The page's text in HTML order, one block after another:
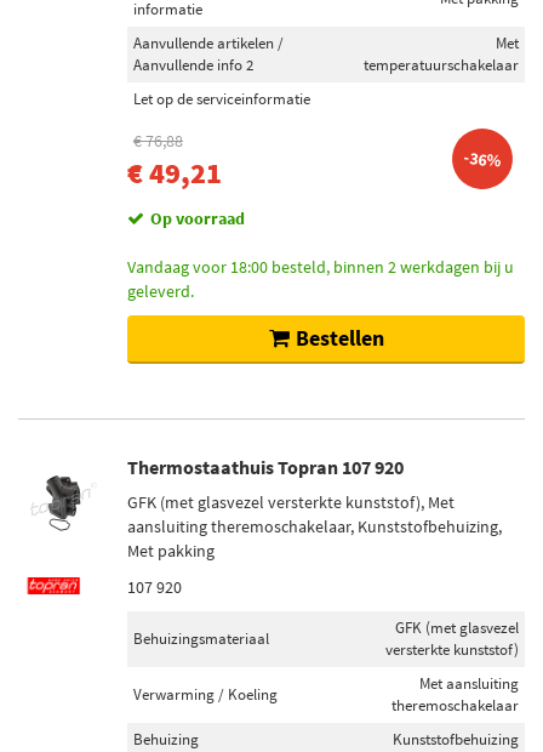
informatie
Aanvullende artikelen /
Aanvullende info 2
Met
temperatuurschakelaar
Let op de serviceinformatie
€ 76,88
€ 49,21 -36%
Op voorraad
Vandaag voor 18:00 besteld, binnen 2 werkdagen bij u
geleverd.
Bestellen
Thermostaathuis Topran 107 920
GFK (met glasvezel versterkte kunststof), Met
aansluiting theremoschakelaar, Kunststofbehuizing,
Met pakking
107 920
Behuizingsmateriaal
GFK (met glasvezel
versterkte kunststof)
Verwarming / Koeling
Met aansluiting
theremoschakelaar
Behuizing
Kunststofbehuizing